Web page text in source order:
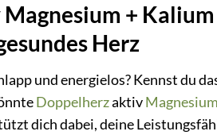
+
Herz
und energielos? Kennst du
DoppelherzaktivMagnesium
dich dabei, deine